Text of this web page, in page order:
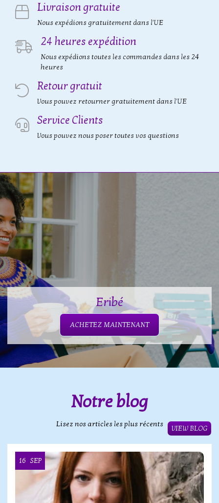
Livraison gratuite
Nous expédions gratuitement dans l'UE
24 heures expédition
Nous expédions toutes les commandes dans les 24
heures
Retour gratuit
Vous pouvez retourner gratuitement dans l'UE
Service Clients
Vous pouvez nous poser toutes vos questions
Eribé
ACHETEZ MAINTENANT
Notre blog
Lisez nos articles les plus récents
VIEW BLOG
16 SEP